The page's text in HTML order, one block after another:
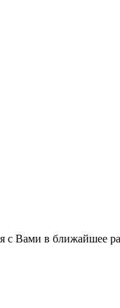
Вами в ближайшее